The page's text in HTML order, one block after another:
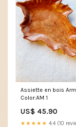
Assiette en bois
Color:AM 1
US$ 45.90
★★★★★ 4.4 (10